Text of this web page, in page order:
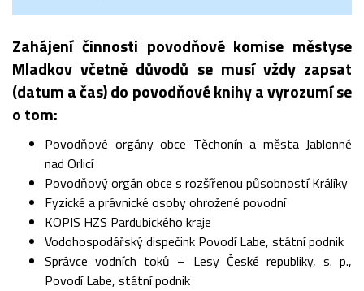
Zahájení činnosti povodňové komise městyse
Mladkov včetně důvodů se musí vždy zapsat
(datum a čas) do povodňové knihy a vyrozumí se
o tom:
Povodňové orgány obce Těchonín a města Jablonné
nad Orlicí
Povodňový orgán obce s rozšířenou působností Králíky
Fyzické a právnické osoby ohrožené povodní
KOPIS HZS Pardubického kraje
Vodohospodářský dispečink Povodí Labe, státní podnik
Správce vodních toků – Lesy České republiky, s. p.,
Povodí Labe, státní podnik